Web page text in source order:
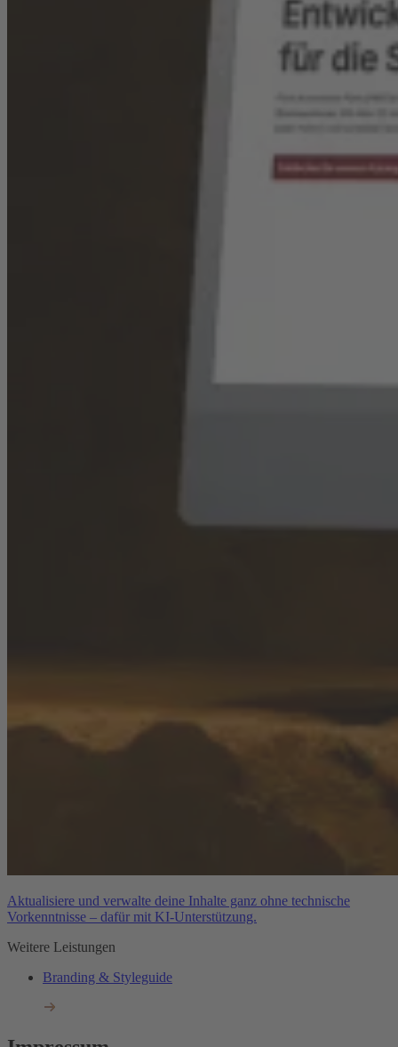
Aktualisiere und verwalte deine Inhalte ganz ohne technische
Vorkenntnisse – dafür mit KI-Unterstützung.
Weitere Leistungen
Branding & Styleguide